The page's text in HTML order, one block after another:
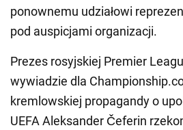
ponownemu udziałowi
pod auspicjami organizacji.
Prezes rosyjskiej Premier
wywiadzie dla
kremlowskiej propagandy o
UEFA Aleksander Čeferin